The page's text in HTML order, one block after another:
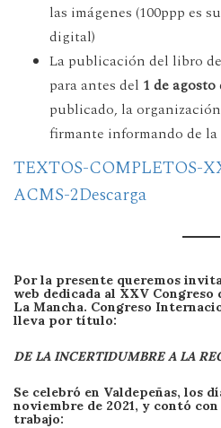
las imágenes (100ppp es
digital)
La publicación del libro
para antes del 1 de agosto
publicado, la
firmante informando de
TEXTOS-COMPLETOS-
ACMS-2Descarga
Por la presente queremos
web dedicada al XXV
La Mancha. Congreso
lleva por título:
DE LA INCERTIDUMBRE A LA
Se celebró en Valdepeñas, los
noviembre de 2021, y contó
trabajo: